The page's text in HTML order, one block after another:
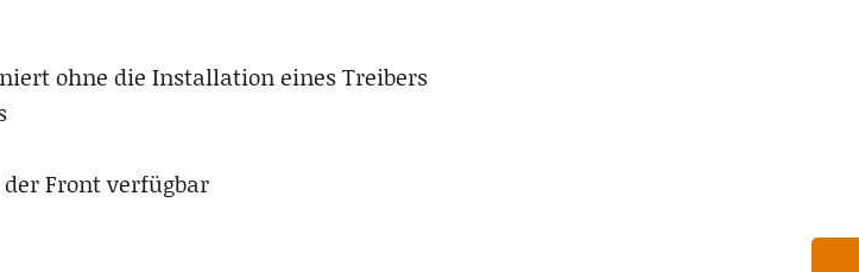
ohne die Installation eines Treibers
Front verfügbar